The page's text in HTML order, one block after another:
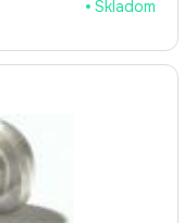
Skladom